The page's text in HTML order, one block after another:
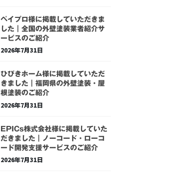
ペイプロ様に掲載していただきま
した｜全国の外壁塗装業者紹介サ
ービスのご紹介
2026年7月31日
ひびきホーム様に掲載していただ
きました｜福岡県の外壁塗装・屋
根塗装のご紹介
2026年7月31日
EPICs株式会社様に掲載していた
だきました｜ノーコード・ローコ
ード開発支援サービスのご紹介
2026年7月31日